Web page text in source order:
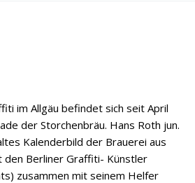
im Allgäu befindet sich seit April
der Storchenbräu. Hans Roth jun.
Kalenderbild der Brauerei aus
den Berliner Graffiti- Künstler
zusammen mit seinem Helfer